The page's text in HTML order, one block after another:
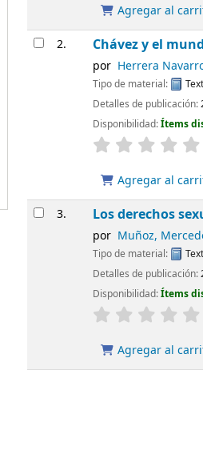
Agregar al
2. Chávez y el
por Herrera
Tipo de material:
Detalles de publicación:
Disponibilidad:Ítems
Agregar al
3. Los derechos
por Muñoz,
Tipo de material:
Detalles de publicación:
Disponibilidad:Ítems
Agregar al